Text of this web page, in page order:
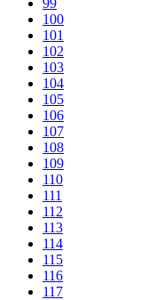
100
101
102
103
104
105
106
107
108
109
110
111
112
113
114
115
116
117